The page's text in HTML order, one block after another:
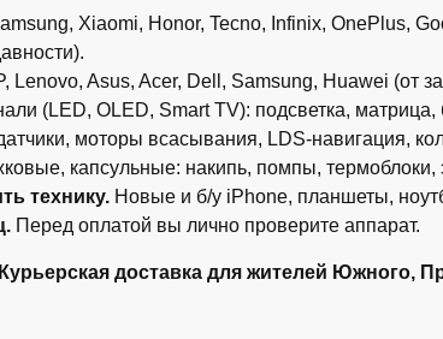
Xiaomi, Honor, Tecno, Infinix, OnePlus,
Asus, Acer, Dell, Samsung, Huawei (от
(LED, OLED, Smart TV): подсветка, матрица,
моторы всасывания, LDS-навигация,
капсульные: накипь, помпы, термоблоки,
технику. Новые и б/у iPhone, планшеты,
Перед оплатой вы лично проверите аппарат.
Курьерская доставка для жителей Южного,